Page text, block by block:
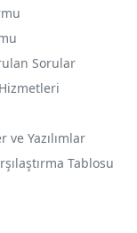
Sorular
ve Yazılımlar
Tablosu